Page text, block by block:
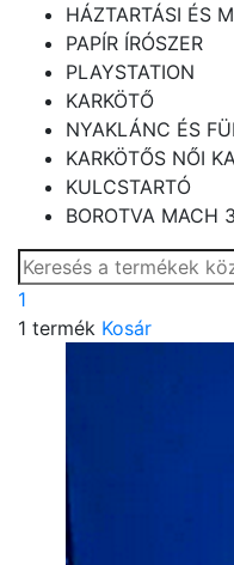
HÁZTARTÁSI ÉS
PAPÍR ÍRÓSZER
PLAYSTATION
KARKÖTŐ
NYAKLÁNC ÉS
KARKÖTŐS NŐI
KULCSTARTÓ
BOROTVA MACH 3
1
1 termék Kosár